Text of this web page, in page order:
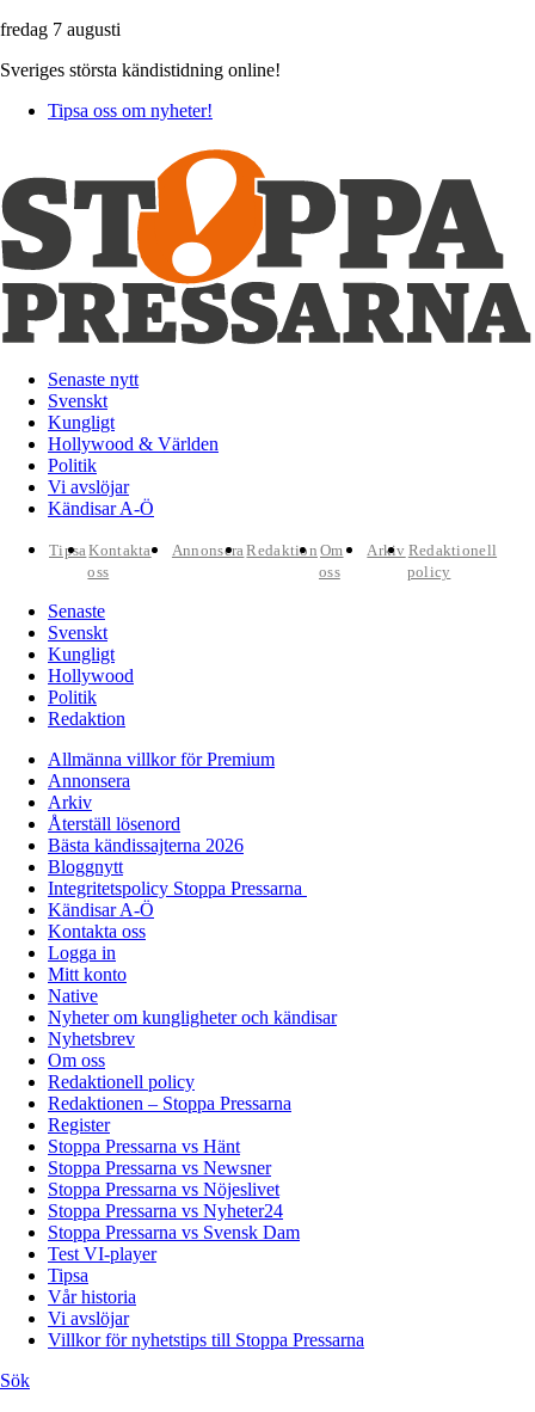
fredag 7 augusti
Sveriges största kändistidning online!
Tipsa oss om nyheter!
Senaste nytt
Svenskt
Kungligt
Hollywood & Världen
Politik
Vi avslöjar
Kändisar A-Ö
TipsaKontakta
oss
AnnonseraRedaktion Om
oss
Arkiv Redaktionell
policy
Senaste
Svenskt
Kungligt
Hollywood
Politik
Redaktion
Allmänna villkor för Premium
Annonsera
Arkiv
Återställ lösenord
Bästa kändissajterna 2026
Bloggnytt
Integritetspolicy Stoppa Pressarna
Kändisar A-Ö
Kontakta oss
Logga in
Mitt konto
Native
Nyheter om kungligheter och kändisar
Nyhetsbrev
Om oss
Redaktionell policy
Redaktionen – Stoppa Pressarna
Register
Stoppa Pressarna vs Hänt
Stoppa Pressarna vs Newsner
Stoppa Pressarna vs Nöjeslivet
Stoppa Pressarna vs Nyheter24
Stoppa Pressarna vs Svensk Dam
Test VI-player
Tipsa
Vår historia
Vi avslöjar
Villkor för nyhetstips till Stoppa Pressarna
Sök